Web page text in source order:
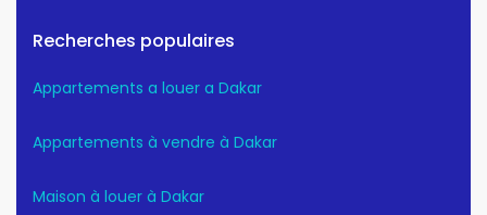
Recherches populaires
Appartements a louer a Dakar
Appartements à vendre à Dakar
Maison à louer à Dakar